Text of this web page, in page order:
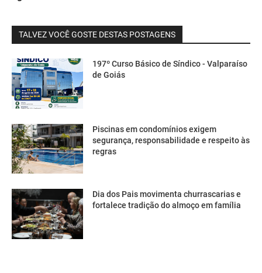
TALVEZ VOCÊ GOSTE DESTAS POSTAGENS
197º Curso Básico de Síndico - Valparaíso
de Goiás
Piscinas em condomínios exigem
segurança, responsabilidade e respeito às
regras
Dia dos Pais movimenta churrascarias e
fortalece tradição do almoço em família